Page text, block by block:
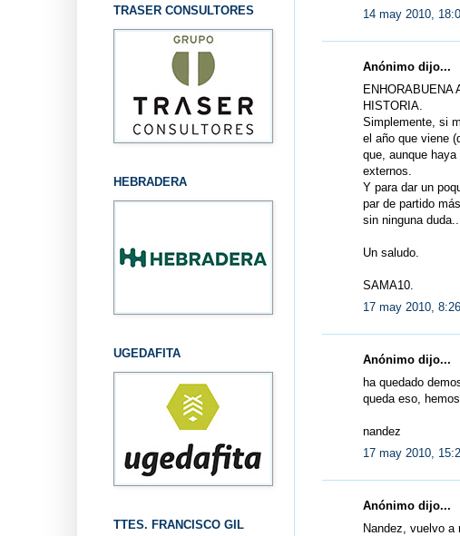
14 may 2010,
Anónimo dijo...
ENHORABUENA
HISTORIA.
Simplemente, si
el año que viene
que, aunque
externos.
Y para dar un
par de partido
sin ninguna
Un saludo.
SAMA10.
17 may 2010,
Anónimo dijo...
ha quedado
queda eso,
nandez
17 may 2010,
Anónimo dijo...
Nandez, vuelvo a
TRASER CONSULTORES
HEBRADERA
UGEDAFITA
TTES. FRANCISCO GIL